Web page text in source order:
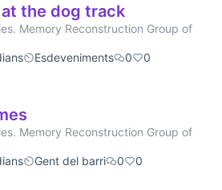
the dog track
Memory Reconstruction Group of
Esdeveniments 0 0
Memory Reconstruction Group of
Gent del barri 0 0